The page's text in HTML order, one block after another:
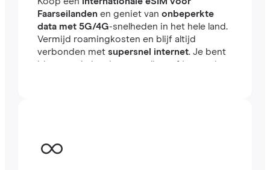
Faarseilandenen geniet van onbeperkte
data met 5G/4G-snelheden in het hele land.
Vermijd roamingkosten en blijf altijd
verbonden met supersnel internet. Je bent
binnen enkele minuten online, of je nu reist